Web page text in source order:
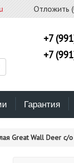
Отложить (
+7
+7
Гарантия
Great Wall Deer